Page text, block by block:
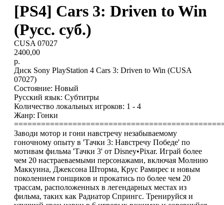
[PS4] Cars 3: Driven to Win
(Русс. суб.)
CUSA 07027
2400,00
р.
Диск Sony PlayStation 4 Cars 3: Driven to Win (CUSA
07027)
Состояние: Новый
Русский язык: Субтитры
Количество локальных игроков: 1 - 4
Жанр: Гонки
Заводи мотор и гони навстречу незабываемому
гоночному опыту в 'Тачки 3: Навстречу Победе' по
мотивам фильма 'Тачки 3' от Disney•Pixar. Играй более
чем 20 настраеваемыми персонажами, включая Молнию
Маккуина, Джексона Шторма, Крус Рамирес и новым
поколением гонщиков и прокатись по более чем 20
трассам, расположенных в легендарных местах из
фильма, таких как Радиатор Спрингс. Тренируйся и